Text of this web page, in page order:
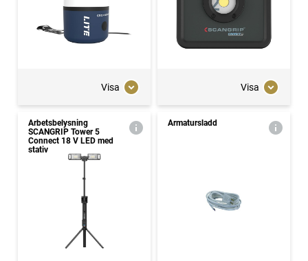
Visa Visa
Arbetsbelysning
SCANGRIP Tower 5
Connect 18 V LED med
stativ
Armatursladd